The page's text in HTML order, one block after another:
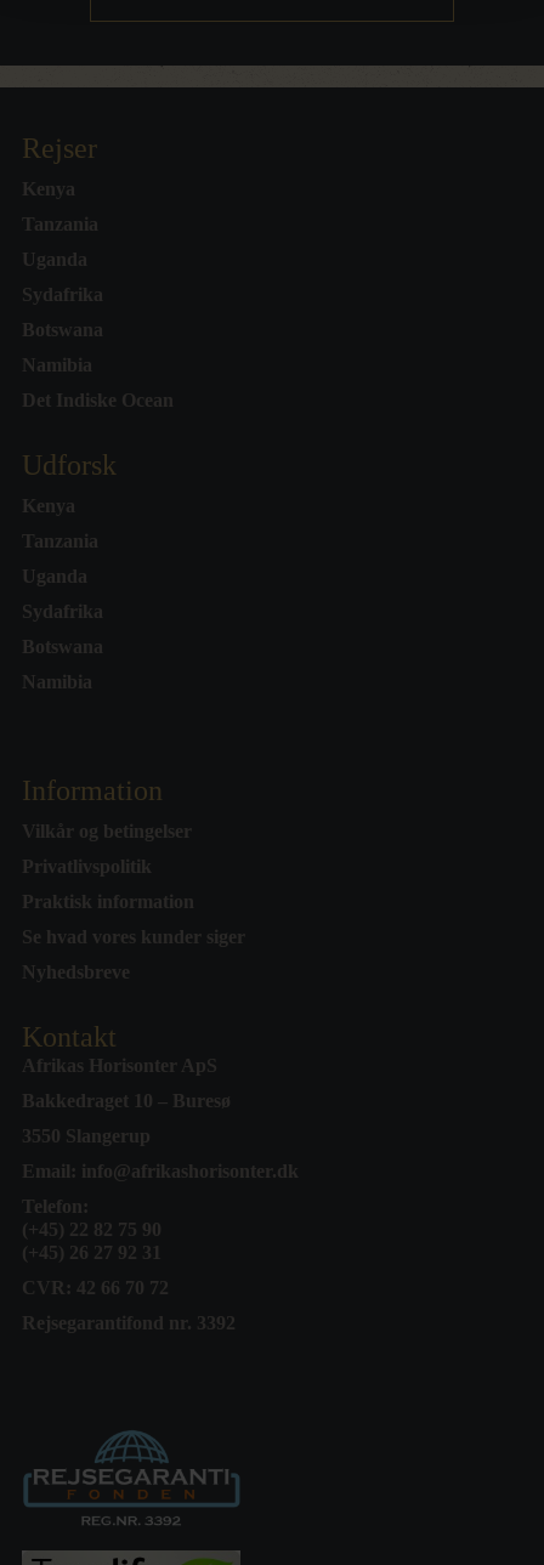
Rejser
Kenya
Tanzania
Uganda
Sydafrika
Botswana
Namibia
Det Indiske Ocean
Udforsk
Kenya
Tanzania
Uganda
Sydafrika
Botswana
Namibia
Information
Vilkår og betingelser
Privatlivspolitik
Praktisk information
Se hvad vores kunder siger
Nyhedsbreve
Kontakt
Afrikas Horisonter ApS
Bakkedraget 10 – Buresø
3550 Slangerup
Email: info@afrikashorisonter.dk
Telefon:
(+45) 22 82 75 90
(+45) 26 27 92 31
CVR: 42 66 70 72
Rejsegarantifond nr. 3392